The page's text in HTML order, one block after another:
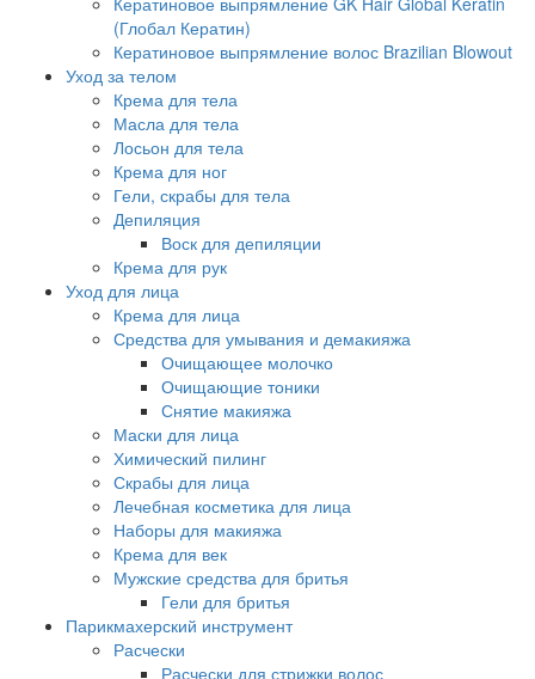
(Глобал Кератин)
Кератиновое выпрямление волос Brazilian Blowout
Уход за телом
Крема для тела
Масла для тела
Лосьон для тела
Крема для ног
Гели, скрабы для тела
Депиляция
Воск для депиляции
Крема для рук
Уход для лица
Крема для лица
Средства для умывания и демакияжа
Очищающее молочко
Очищающие тоники
Снятие макияжа
Маски для лица
Химический пилинг
Скрабы для лица
Лечебная косметика для лица
Наборы для макияжа
Крема для век
Мужские средства для бритья
Гели для бритья
Парикмахерский инструмент
Расчески
Расчески для стрижки волос